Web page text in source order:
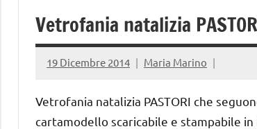
Vetrofania natalizia
19 Dicembre 2014 Maria Marino
Vetrofania natalizia PASTORI che
cartamodello scaricabile e stampabile